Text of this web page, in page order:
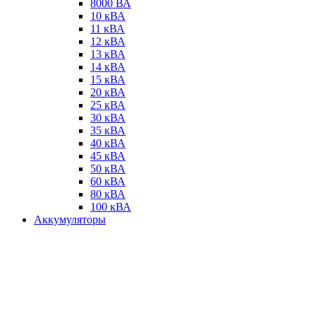
8000 ВА
10 кВА
11 кВА
12 кВА
13 кВА
14 кВА
15 кВА
20 кВА
25 кВА
30 кВА
35 кВА
40 кВА
45 кВА
50 кВА
60 кВА
80 кВА
100 кВА
Аккумуляторы